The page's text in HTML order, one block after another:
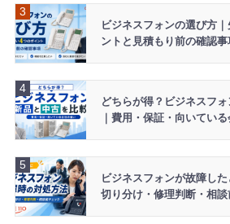
2026年8月6日 15:52
【神奈川県】ビジネスフォン NTT 13
せを頂きました。ありがとうございま
2026年8月6日 15:10
【沖縄県】ビジネスホン SAXA 15台
を頂きました。ありがとうございます
【愛知県】ビジネスホン NAKAYO 1台
を頂きました。ありがとうございます
2026年8月6日 14:39
ビジネスフォンの選び方
ントと見積もり前の確認事
どちらが得？ビジネスフ
｜費用・保証・向いてい
ビジネスフォンが故障し
切り分け・修理判断・相談